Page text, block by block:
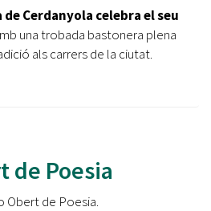
Cerdanyola celebra el seu
una trobada bastonera plena
als carrers de la ciutat.
de Poesia
Obert de Poesia.